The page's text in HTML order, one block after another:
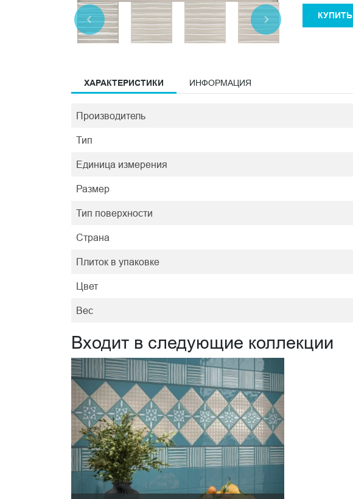
КУПИТЬ
ХАРАКТЕРИСТИКИ ИНФОРМАЦИЯ
Производитель
Тип
Единица измерения
Размер
Тип поверхности
Страна
Плиток в упаковке
Цвет
Вес
Входит в следующие коллекции